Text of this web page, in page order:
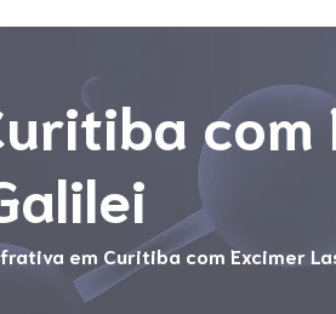
Miopia
Anel
com
em Curitiba com Excimer